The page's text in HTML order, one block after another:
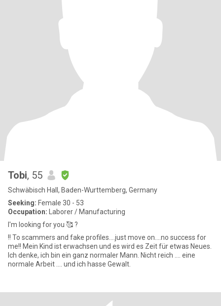
Tobi, 55
Schwäbisch Hall, Baden-Wurttemberg, Germany
Seeking: Female 30 - 53
Occupation: Laborer / Manufacturing
I'm looking for you 🥰 ?
!! To scammers and fake profiles....just move on....no success for
me!! Mein Kind ist erwachsen und es wird es Zeit für etwas Neues.
Ich denke, ich bin ein ganz normaler Mann. Nicht reich .... eine
normale Arbeit .... und ich hasse Gewalt.